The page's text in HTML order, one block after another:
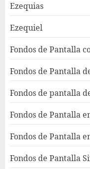
Ezequias
Ezequiel
Fondos de Pantalla
Fondos de Pantalla
Fondos de pantalla
Fondos de Pantalla
Fondos de Pantalla
Fondos de Pantalla